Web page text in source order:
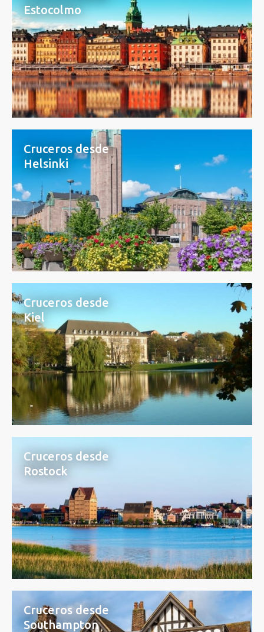
Estocolmo
Cruceros desde
Helsinki
Cruceros desde
Kiel
Cruceros desde
Rostock
Cruceros desde
Southampton